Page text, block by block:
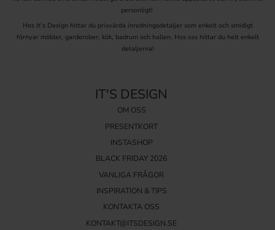
personligt!
Hos It’s Design hittar du prisvärda inredningsdetaljer som enkelt och smidigt
förnyar möbler, garderober, kök, badrum och hallen. Hos oss hittar du helt enkelt
detaljerna!
IT'S DESIGN
OM OSS
PRESENTKORT
INSTASHOP
BLACK FRIDAY 2026
VANLIGA FRÅGOR
INSPIRATION & TIPS
KONTAKTA OSS
KONTAKT@ITSDESIGN.SE